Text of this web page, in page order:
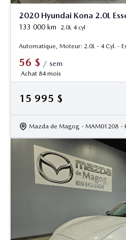
2020 Hyundai Kona 2.0L
133 000 km 2.0L 4 cyl
Automatique, Moteur: 2.0L - 4 Cyl. -
56 $ / sem
Achat 84 mois
15 995 $
Mazda de Magog - MAM01208 -